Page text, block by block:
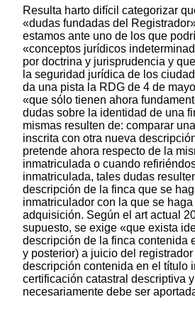
Resulta harto difícil categorizar
«dudas fundadas del
estamos ante uno de los que
«conceptos jurídicos
por doctrina y jurisprudencia y
la seguridad jurídica de los
da una pista la RDG de 4 de
«que sólo tienen ahora
dudas sobre la identidad de una
mismas resulten de: comparar
inscrita con otra nueva
pretende ahora respecto de la
inmatriculada o cuando
inmatriculada, tales dudas
descripción de la finca que se
inmatriculador con la que se
adquisición. Según el art actual
supuesto, se exige «que exista
descripción de la finca contenida
y posterior) a juicio del
descripción contenida en el título
certificación catastral descriptiva
necesariamente debe ser